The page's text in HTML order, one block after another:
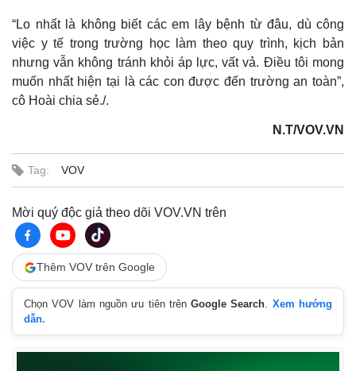
Giá cà phê
“Lo nhất là không biết các em lây bệnh từ đâu, dù công
việc y tế trong trường học làm theo quy trình, kịch bản
nhưng vẫn không tránh khỏi áp lực, vất vả. Điều tôi mong
muốn nhất hiện tại là các con được đến trường an toàn”,
cô Hoài chia sẻ./.
N.T/VOV.VN
Tag: VOV
Mời quý độc giả theo dõi VOV.VN trên
Thêm VOV trên Google
Chọn VOV làm nguồn ưu tiên trênGoogle Search. Xem hướng
dẫn.